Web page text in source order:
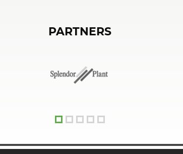
PARTNERS